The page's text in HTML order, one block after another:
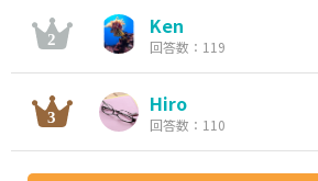
Ken
回答数：119
Hiro
回答数：110